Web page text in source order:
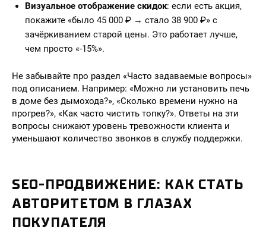
Визуальное отображение скидок: если есть акция,
покажите «было 45 000 ₽ → стало 38 900 ₽» с
зачёркиванием старой цены. Это работает лучше,
чем просто «-15%».
Не забывайте про раздел «Часто задаваемые вопросы»
под описанием. Например: «Можно ли установить печь
в доме без дымохода?», «Сколько времени нужно на
прогрев?», «Как часто чистить топку?». Ответы на эти
вопросы снижают уровень тревожности клиента и
уменьшают количество звонков в службу поддержки.
SEO-ПРОДВИЖЕНИЕ: КАК СТАТЬ
АВТОРИТЕТОМ В ГЛАЗАХ
ПОКУПАТЕЛЯ